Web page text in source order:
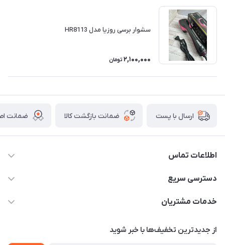
سشوار برسی روزیا مدل HR8113
2,100,000 تومان
ارسال با پست ضمانت بازگشت کالا ضمانت
اطلاعات تماس
09044730514
دسترسی سریع
خانه
درباره ما
خدمات مشتریان
از جدید‌ترین تخفیف‌ها با‌ خبر شوید